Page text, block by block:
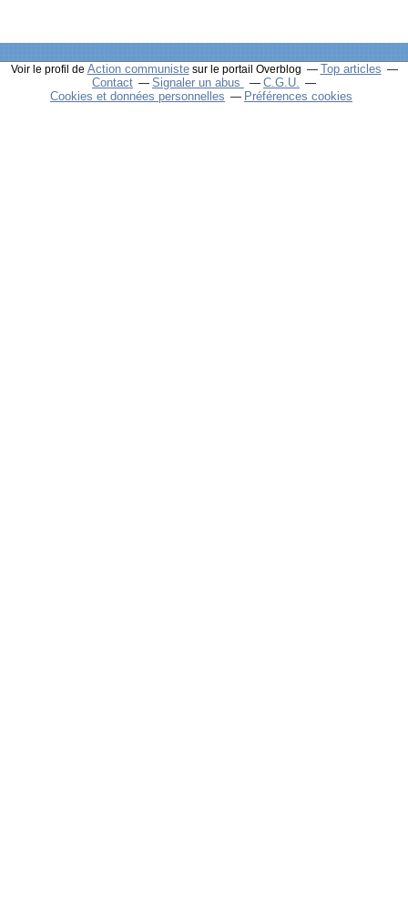
Voir le profil de Action communistesur le portail Overblog
Top articles
Contact
Signaler un abus
C.G.U.
Cookies et données personnelles
Préférences cookies